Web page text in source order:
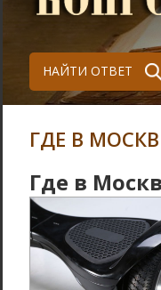
НАЙТИ ОТВЕТ
ГДЕ В
Где в